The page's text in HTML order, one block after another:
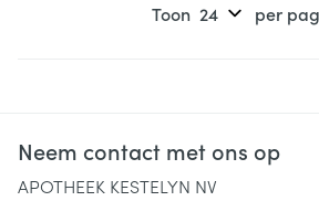
Toon per
Neem contact met ons op
APOTHEEK KESTELYN NV